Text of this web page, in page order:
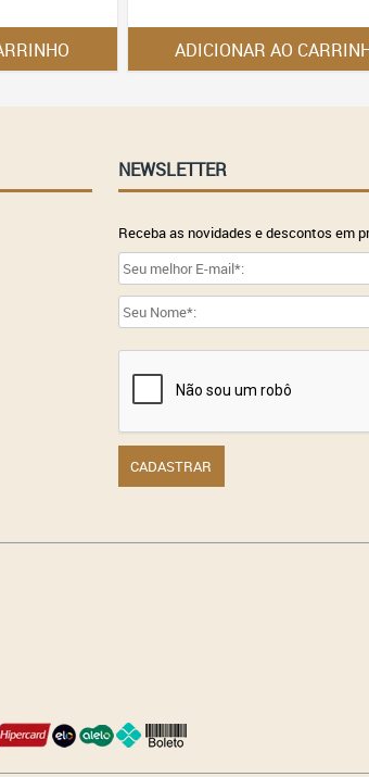
ADICIONAR AO
NEWSLETTER
Receba as novidades e descontos em